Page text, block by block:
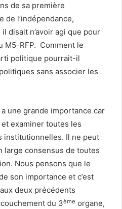
de sa première
de l’indépendance,
disait n’avoir agi que pour
M5-RFP. Comment le
politique pourrait-il
sans associer les
une grande importance car
examiner toutes les
institutionnelles. Il ne peut
large consensus de toutes
Nous pensons que le
son importance et c’est
deux précédents
du 3ème organe,